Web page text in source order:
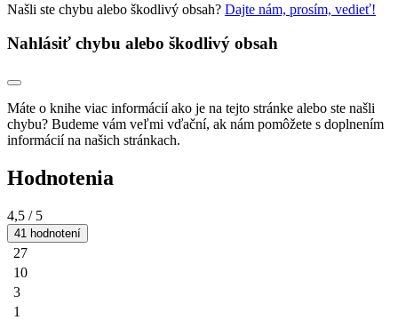
Našli ste chybu alebo škodlivý obsah? Dajte nám, prosím, vedieť!
Nahlásiť chybu alebo škodlivý obsah
Máte o knihe viac informácií ako je na tejto stránke alebo ste našli
chybu? Budeme vám veľmi vďační, ak nám pomôžete s doplnením
informácií na našich stránkach.
Hodnotenia
4,5 / 5
41 hodnotení
27
10
3
1